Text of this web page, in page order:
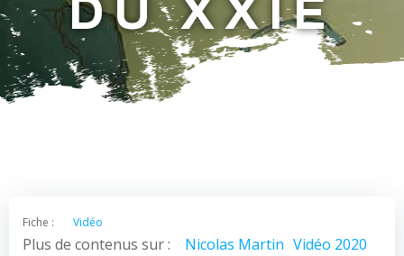
DU XXIE
Fiche : Vidéo
Plus de contenus sur : Nicolas Martin Vidéo 2020